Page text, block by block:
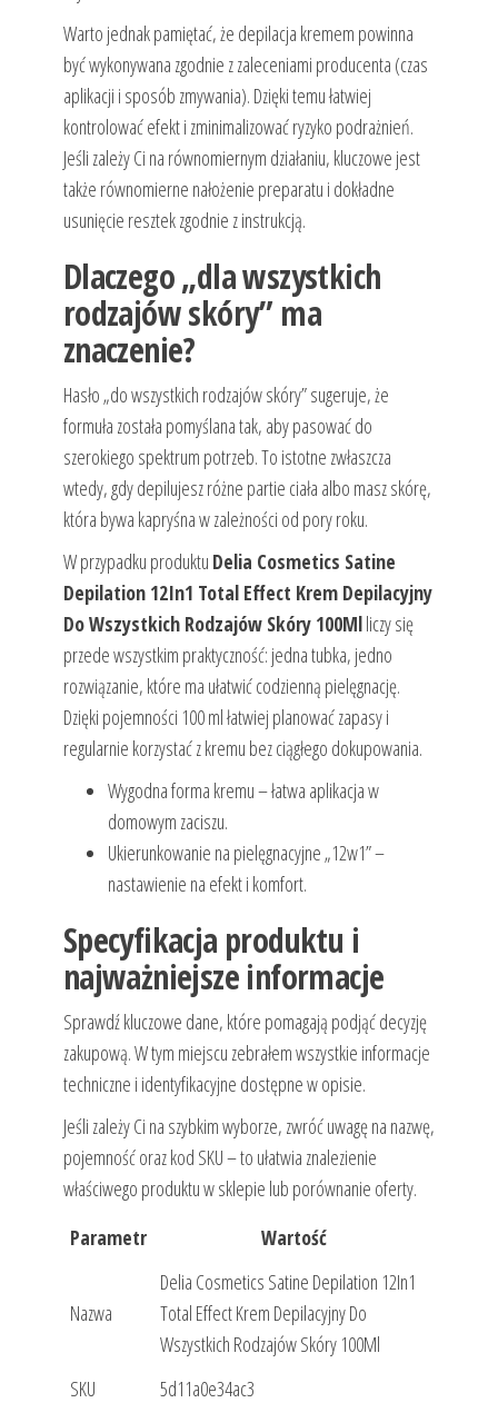
Warto jednak pamiętać, że depilacja kremem powinna
być wykonywana zgodnie z zaleceniami producenta (czas
aplikacji i sposób zmywania). Dzięki temu łatwiej
kontrolować efekt i zminimalizować ryzyko podrażnień.
Jeśli zależy Ci na równomiernym działaniu, kluczowe jest
także równomierne nałożenie preparatu i dokładne
usunięcie resztek zgodnie z instrukcją.
Dlaczego „dla wszystkich
rodzajów skóry” ma
znaczenie?
Hasło „do wszystkich rodzajów skóry” sugeruje, że
formuła została pomyślana tak, aby pasować do
szerokiego spektrum potrzeb. To istotne zwłaszcza
wtedy, gdy depilujesz różne partie ciała albo masz skórę,
która bywa kapryśna w zależności od pory roku.
W przypadku produktu Delia Cosmetics Satine
Depilation 12In1 Total Effect Krem Depilacyjny
Do Wszystkich Rodzajów Skóry 100Mlliczy się
przede wszystkim praktyczność: jedna tubka, jedno
rozwiązanie, które ma ułatwić codzienną pielęgnację.
Dzięki pojemności 100 ml łatwiej planować zapasy i
regularnie korzystać z kremu bez ciągłego dokupowania.
Wygodna forma kremu – łatwa aplikacja w
domowym zaciszu.
Ukierunkowanie na pielęgnacyjne „12w1” –
nastawienie na efekt i komfort.
Specyfikacja produktu i
najważniejsze informacje
Sprawdź kluczowe dane, które pomagają podjąć decyzję
zakupową. W tym miejscu zebrałem wszystkie informacje
techniczne i identyfikacyjne dostępne w opisie.
Jeśli zależy Ci na szybkim wyborze, zwróć uwagę na nazwę,
pojemność oraz kod SKU – to ułatwia znalezienie
właściwego produktu w sklepie lub porównanie oferty.
Parametr
Wartość
Nazwa
Delia Cosmetics Satine Depilation 12In1
Total Effect Krem Depilacyjny Do
Wszystkich Rodzajów Skóry 100Ml
SKU
5d11a0e34ac3